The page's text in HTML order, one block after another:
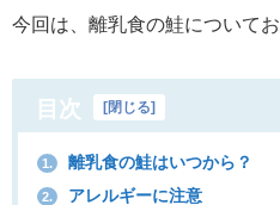
今回は、離乳食の鮭について
目次 [閉じる]
1. 離乳食の鮭はいつから？
2. アレルギーに注意